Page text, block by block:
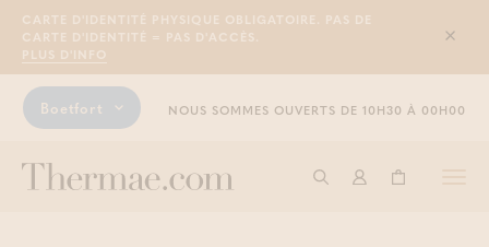
CARTE D'IDENTITÉ PHYSIQUE OBLIGATOIRE. PAS DE
CARTE D'IDENTITÉ = PAS D'ACCÈS.
PLUS D'INFO
Sluit
Boetfort NOUS SOMMES OUVERTS DE 10H30 À 00H00
Commencer à
Connexion
Panier